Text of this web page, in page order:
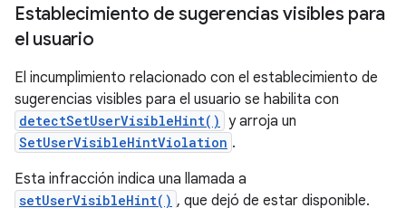
Establecimiento de sugerencias visibles para
el usuario
El incumplimiento relacionado con el establecimiento de
sugerencias visibles para el usuario se habilita con
detectSetUserVisibleHint() y arroja un
SetUserVisibleHintViolation .
Esta infracción indica una llamada a
setUserVisibleHint() , que dejó de estar disponible.